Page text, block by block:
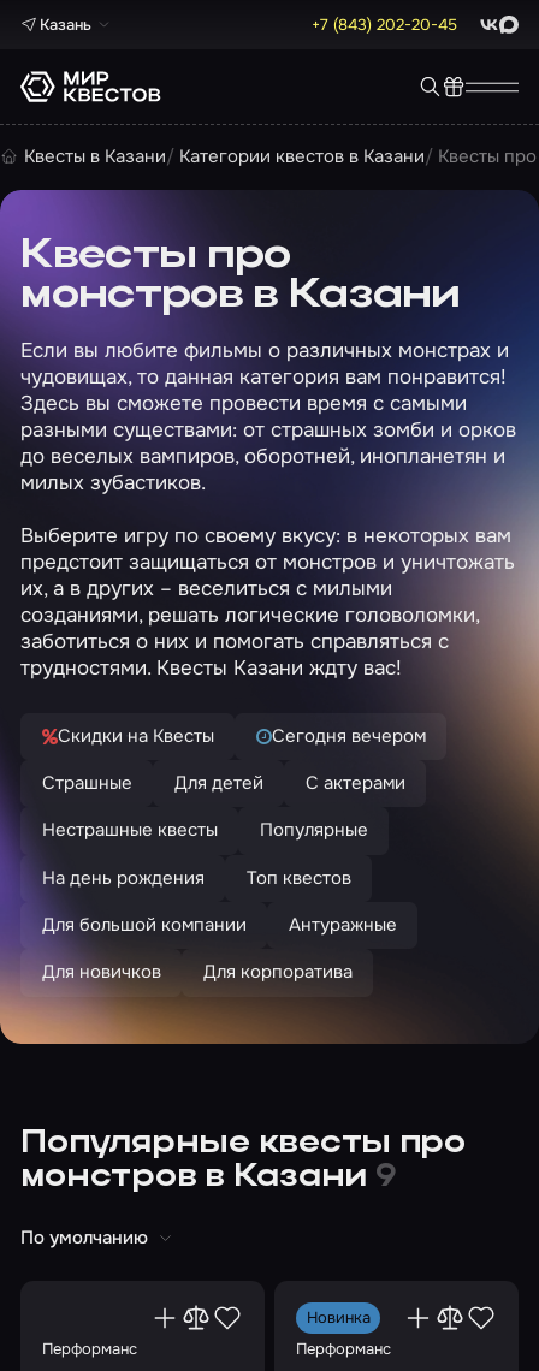
Казань +7 (843) 202-20-45 Max
Квесты в Казани Категории квестов в Казани Квесты
Квесты про
монстров в Казани
Если вы любите фильмы о различных монстрах и
чудовищах, то данная категория вам понравится!
Здесь вы сможете провести время с самыми
разными существами: от страшных зомби и орков
до веселых вампиров, оборотней, инопланетян и
милых зубастиков.
Выберите игру по своему вкусу: в некоторых вам
предстоит защищаться от монстров и уничтожать
их, а в других – веселиться с милыми
созданиями, решать логические головоломки,
заботиться о них и помогать справляться с
трудностями. Квесты Казани ждту вас!
Скидки на Квесты
Сегодня вечером
Страшные
Для детей
С актерами
Нестрашные квесты
Популярные
На день рождения
Топ квестов
Для большой компании
Антуражные
Для новичков
Для корпоратива
Популярные квесты про
монстров в Казани 9
По умолчанию
Перформанс
Новинка
Перформанс